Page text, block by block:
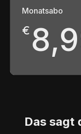
Monatsabo
€
Das sagt